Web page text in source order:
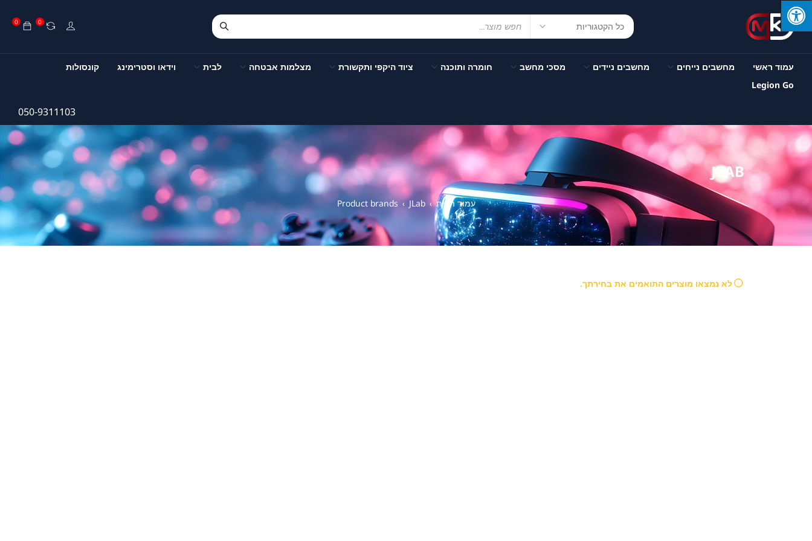
0 0
עמוד ראשי מחשבים נייחים מחשבים ניידים מסכי מחשב חומרה ותוכנה ציוד היקפי ותקשורת מצלמות אבטחה לבית וידאו וסטרימינג
קונסולות
Legion Go
050-9311103
JLAB
עמוד הבית ›
Product brands › JLab
לא נמצאו מוצרים התואמים את בחירתך.